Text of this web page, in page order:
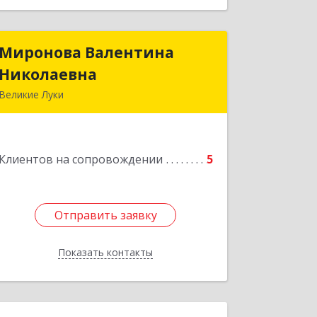
Миронова Валентина
Николаевна
Великие Луки
Клиентов на сопровождении 5
Отправить заявку
Показать контакты
Миронова Валентина
Отправить заявку
Назад